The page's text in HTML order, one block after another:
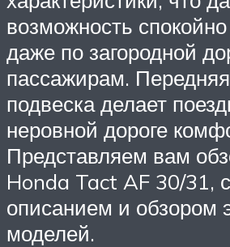
возможность спокойно
даже по загородной
пассажирам.
подвеска делает
неровной дороге
Представляем вам
Honda Tact AF 30/31,
описанием и обзором
моделей.